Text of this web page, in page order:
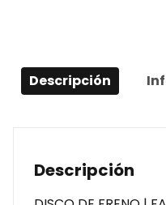
Descripción
Descripción